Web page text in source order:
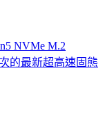
NVMe M.2
的最新超高速固態